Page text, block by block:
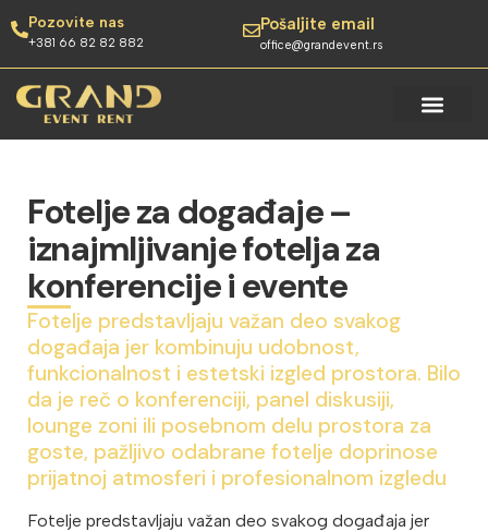
Pozovite nas
+381 66 82 82 882
Pošaljite email
office@grandevent.rs
Fotelje za događaje –
iznajmljivanje fotelja za
konferencije i evente
Fotelje predstavljaju važan deo svakog
događaja jer kombinuju udobnost,
funkcionalnost i estetski izgled prostora. Bilo
da je reč o konferenciji, panel diskusiji,
lounge zoni ili posebnom delu prostora za
goste, pažljivo odabrane fotelje doprinose
prijatnoj atmosferi i profesionalnom izgledu
Fotelje predstavljaju važan deo svakog događaja jer